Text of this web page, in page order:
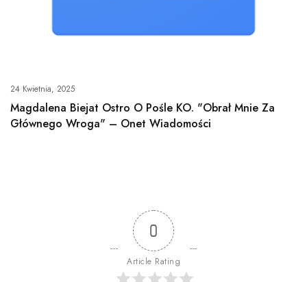
24 Kwietnia, 2025
Magdalena Biejat Ostro O Pośle KO. "Obrał Mnie Za
Głównego Wroga" – Onet Wiadomości
0
Article Rating